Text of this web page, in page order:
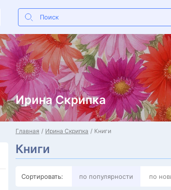
Ирина Скрипка
Главная Ирина Скрипка Книги
Книги
Сортировать: по популярности по